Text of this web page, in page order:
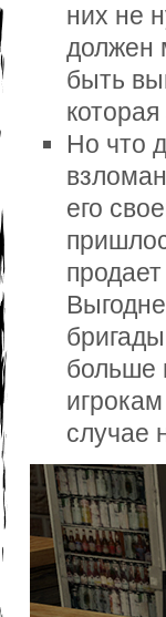
них не
должен
быть
Но что
его
больше
случае